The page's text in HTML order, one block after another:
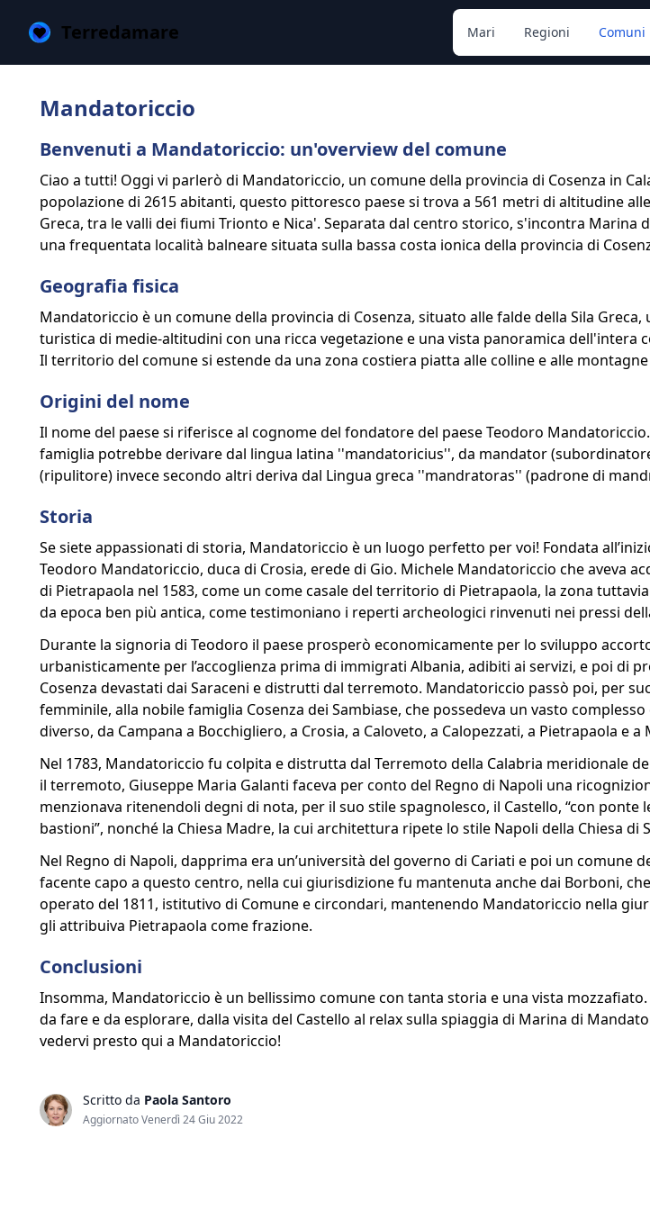
Terredamare Mari Regioni Comuni
Mandatoriccio
Benvenuti a Mandatoriccio: un'overview del comune
Ciao a tutti! Oggi vi parlerò di Mandatoriccio, un comune della provincia di Cosenza in
popolazione di 2615 abitanti, questo pittoresco paese si trova a 561 metri di altitudine
Greca, tra le valli dei fiumi Trionto e Nica'. Separata dal centro storico, s'incontra Marina
una frequentata località balneare situata sulla bassa costa ionica della provincia di
Geografia fisica
Mandatoriccio è un comune della provincia di Cosenza, situato alle falde della Sila Greca,
turistica di medie-altitudini con una ricca vegetazione e una vista panoramica dell'intera
Il territorio del comune si estende da una zona costiera piatta alle colline e alle
Origini del nome
Il nome del paese si riferisce al cognome del fondatore del paese Teodoro
famiglia potrebbe derivare dal lingua latina ''mandatoricius'', da mandator
(ripulitore) invece secondo altri deriva dal Lingua greca ''mandratoras'' (padrone di
Storia
Se siete appassionati di storia, Mandatoriccio è un luogo perfetto per voi! Fondata
Teodoro Mandatoriccio, duca di Crosia, erede di Gio. Michele Mandatoriccio che aveva
di Pietrapaola nel 1583, come un come casale del territorio di Pietrapaola, la zona
da epoca ben più antica, come testimoniano i reperti archeologici rinvenuti nei pressi
Durante la signoria di Teodoro il paese prosperò economicamente per lo sviluppo
urbanisticamente per l’accoglienza prima di immigrati Albania, adibiti ai servizi, e poi di
Cosenza devastati dai Saraceni e distrutti dal terremoto. Mandatoriccio passò poi, per
femminile, alla nobile famiglia Cosenza dei Sambiase, che possedeva un vasto
diverso, da Campana a Bocchigliero, a Crosia, a Caloveto, a Calopezzati, a Pietrapaola e
Nel 1783, Mandatoriccio fu colpita e distrutta dal Terremoto della Calabria meridionale
il terremoto, Giuseppe Maria Galanti faceva per conto del Regno di Napoli una
menzionava ritenendoli degni di nota, per il suo stile spagnolesco, il Castello, “con ponte
bastioni”, nonché la Chiesa Madre, la cui architettura ripete lo stile Napoli della Chiesa di
Nel Regno di Napoli, dapprima era un’università del governo di Cariati e poi un comune
facente capo a questo centro, nella cui giurisdizione fu mantenuta anche dai Borboni,
operato del 1811, istitutivo di Comune e circondari, mantenendo Mandatoriccio nella
gli attribuiva Pietrapaola come frazione.
Conclusioni
Insomma, Mandatoriccio è un bellissimo comune con tanta storia e una vista
da fare e da esplorare, dalla visita del Castello al relax sulla spiaggia di Marina di
vedervi presto qui a Mandatoriccio!
Scritto da Paola Santoro
Aggiornato Venerdì 24 Giu 2022